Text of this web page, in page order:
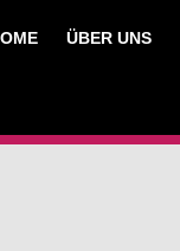
ÜBER UNS